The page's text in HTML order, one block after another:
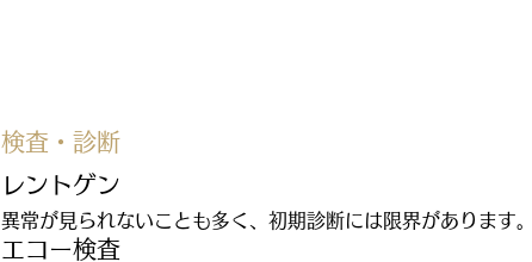
検査・診断
レントゲン
異常が見られないことも多く、初期診断には限界があります。
エコー検査